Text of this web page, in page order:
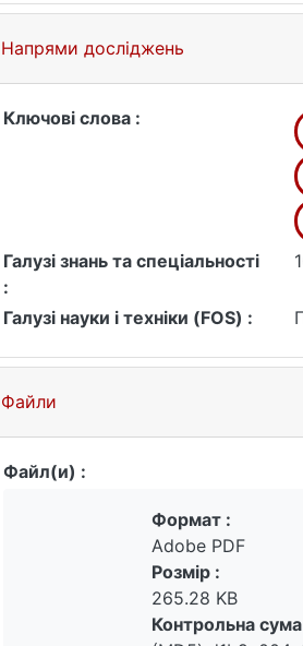
забезпечення безпеки та
спорядження, аптечки та зв'язку
відстань, а також висновки та
використані для планування та
Напрями досліджень
Ключові слова :
Галузі знань та спеціальності
:
Галузі науки і техніки (FOS) :
Файли
Файл(и) :
Формат :
Adobe PDF
Розмір :
265.28 KB
Контрольна